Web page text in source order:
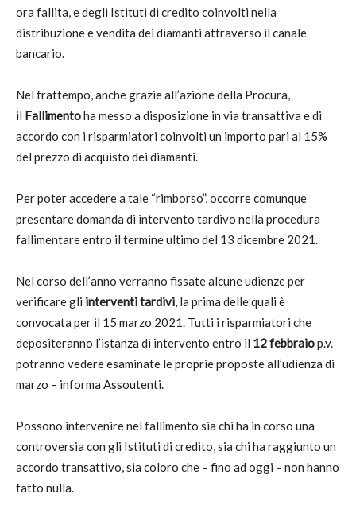
ora fallita, e degli Istituti di credito coinvolti nella
distribuzione e vendita dei diamanti attraverso il canale
bancario.
Nel frattempo, anche grazie all’azione della Procura,
il Fallimentoha messo a disposizione in via transattiva e di
accordo con i risparmiatori coinvolti un importo pari al 15%
del prezzo di acquisto dei diamanti.
Per poter accedere a tale “rimborso”, occorre comunque
presentare domanda di intervento tardivo nella procedura
fallimentare entro il termine ultimo del 13 dicembre 2021.
Nel corso dell’anno verranno fissate alcune udienze per
verificare gli interventi tardivi, la prima delle quali è
convocata per il 15 marzo 2021. Tutti i risparmiatori che
depositeranno l’istanza di intervento entro il 12 febbraiop.v.
potranno vedere esaminate le proprie proposte all’udienza di
marzo – informa Assoutenti.
Possono intervenire nel fallimento sia chi ha in corso una
controversia con gli Istituti di credito, sia chi ha raggiunto un
accordo transattivo, sia coloro che – fino ad oggi – non hanno
fatto nulla.